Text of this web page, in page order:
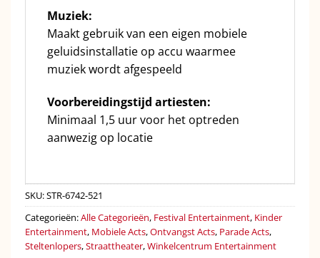
Muziek:
Maakt gebruik van een eigen mobiele
geluidsinstallatie op accu waarmee
muziek wordt afgespeeld
Voorbereidingstijd artiesten:
Minimaal 1,5 uur voor het optreden
aanwezig op locatie
SKU:STR-6742-521
Categorieën:Alle Categorieën, Festival Entertainment, Kinder
Entertainment, Mobiele Acts,Ontvangst Acts, Parade Acts,
Steltenlopers,Straattheater,Winkelcentrum Entertainment